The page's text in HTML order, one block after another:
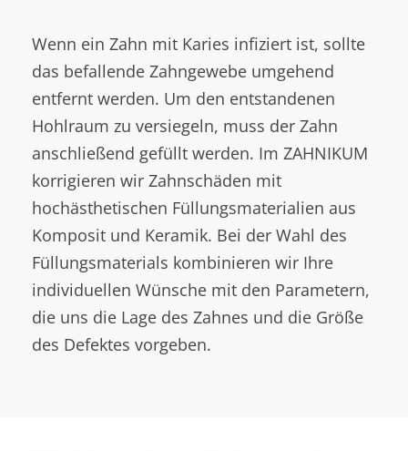
Wenn ein Zahn mit Karies infiziert ist, sollte
das befallende Zahngewebe umgehend
entfernt werden. Um den entstandenen
Hohlraum zu versiegeln, muss der Zahn
anschließend gefüllt werden. Im ZAHNIKUM
korrigieren wir Zahnschäden mit
hochästhetischen Füllungsmaterialien aus
Komposit und Keramik. Bei der Wahl des
Füllungsmaterials kombinieren wir Ihre
individuellen Wünsche mit den Parametern,
die uns die Lage des Zahnes und die Größe
des Defektes vorgeben.